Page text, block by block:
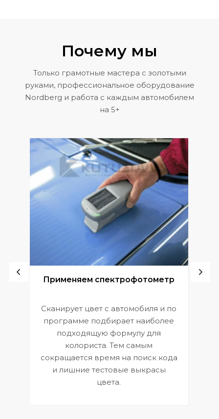
Почему мы
Только грамотные мастера с золотыми
руками, профессиональное оборудование
Nordberg и работа с каждым автомобилем
на 5+
Применяем спектрофотометр
Сканирует цвет с автомобиля и по
программе подбирает наиболее
подходящую формулу для
колориста. Тем самым
сокращается время на поиск кода
и лишние тестовые выкрасы
цвета.